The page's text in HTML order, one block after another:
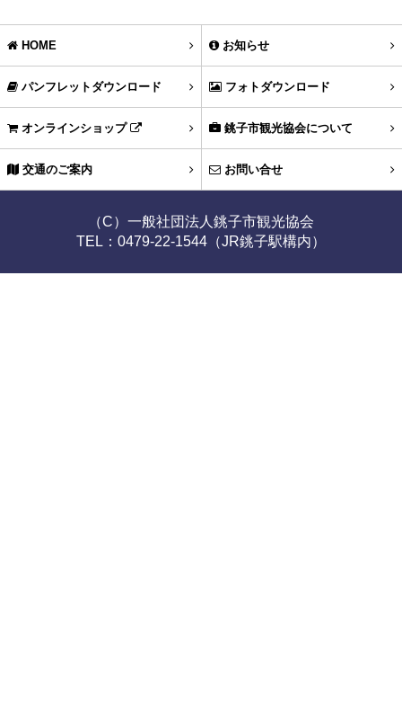
HOME お知らせ
パンフレットダウンロード フォトダウンロード
オンラインショップ 銚子市観光協会について
交通のご案内 お問い合せ
（C）一般社団法人銚子市観光協会
TEL：0479-22-1544（JR銚子駅構内）